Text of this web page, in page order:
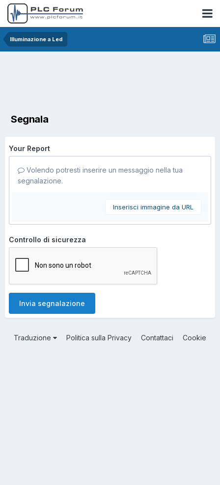
Illuminazione a Led
Segnala
Your Report
Volendo potresti inserire un messaggio nella tua
segnalazione.
Inserisci immagine da URL
Controllo di sicurezza
Invia segnalazione
Traduzione Politica sulla Privacy Contattaci Cookie